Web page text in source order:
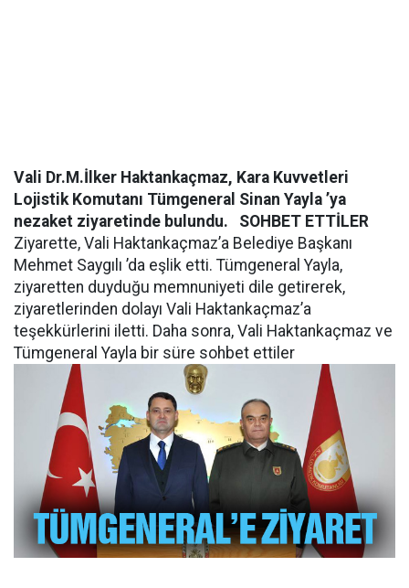
Vali Dr.M.İlker Haktankaçmaz, Kara Kuvvetleri
Lojistik Komutanı Tümgeneral Sinan Yayla ’ya
nezaket ziyaretinde bulundu.
SOHBET ETTİLER
Ziyarette, Vali Haktankaçmaz’a Belediye Başkanı
Mehmet Saygılı ’da eşlik etti. Tümgeneral Yayla,
ziyaretten duyduğu memnuniyeti dile getirerek,
ziyaretlerinden dolayı Vali Haktankaçmaz’a
teşekkürlerini iletti. Daha sonra, Vali Haktankaçmaz ve
Tümgeneral Yayla bir süre sohbet ettiler